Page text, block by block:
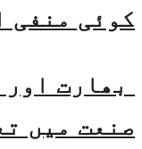
کوئی منفی
بھارت
صنعت میں